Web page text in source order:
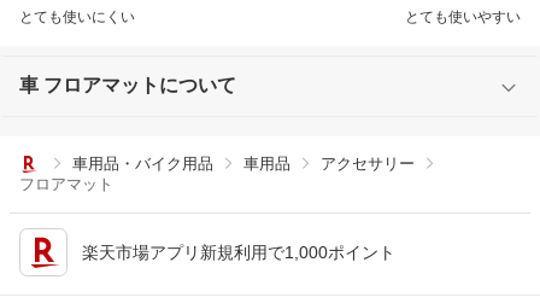
とても使いにくい とても使いやすい
車 フロアマットについて
車用品・バイク用品 車用品
アクセサリー
フロアマット
楽天市場アプリ新規利用で1,000ポイント